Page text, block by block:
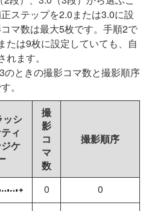
ステップを2.0または3.0に設
マ数は最大5枚です。手順2で
たは9枚に設定していても、自
ます。
のときの撮影コマ数と撮影順序
。
ッシ
ィ
ケ
撮
影
コ
マ
数
撮影順序
0
0